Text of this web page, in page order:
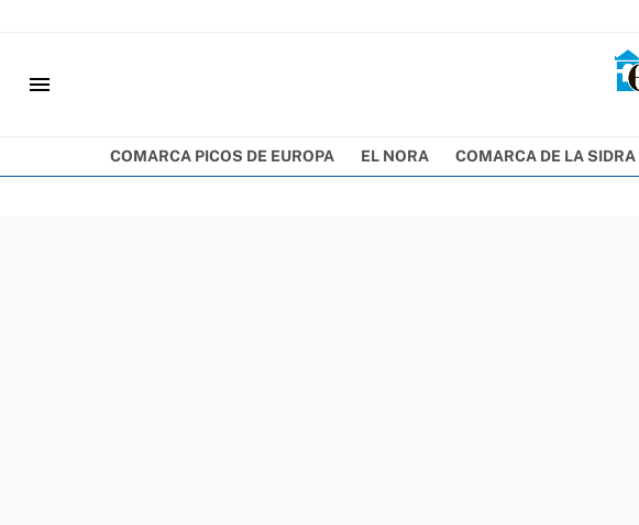
menu
COMARCA PICOS DE EUROPA EL NORA COMARCA DE LA SIDRA